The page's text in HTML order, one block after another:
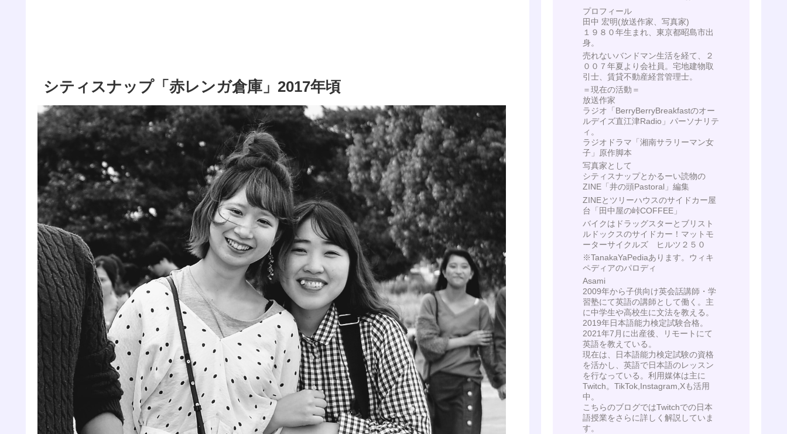
シティスナップ「赤レンガ倉庫」2017年頃
プロフィール
田中 宏明(放送作家、写真家)
１９８０年生まれ、東京都昭島市出
身。
売れないバンドマン生活を経て、２
００７年夏より会社員。宅地建物取
引士、賃貸不動産経営管理士。
＝現在の活動＝
放送作家
ラジオ「BerryBerryBreakfastのオー
ルデイズ直江津Radio」パーソナリテ
ィ。
ラジオドラマ「湘南サラリーマン女
子」原作脚本
写真家として
シティスナップとかるーい読物の
ZINE「井の頭Pastoral」編集
ZINEとツリーハウスのサイドカー屋
台「田中屋の峠COFFEE」
バイクはドラッグスターとブリスト
ルドックスのサイドカー！マットモ
ーターサイクルズ ヒルツ２５０
※TanakaYaPediaあります。ウィキ
ペディアのパロディ
Asami
2009年から子供向け英会話講師・学
習塾にて英語の講師として働く。主
に中学生や高校生に文法を教える。
2019年日本語能力検定試験合格。
2021年7月に出産後、リモートにて
英語を教えている。
現在は、日本語能力検定試験の資格
を活かし、英語で日本語のレッスン
を行なっている。利用媒体は主に
Twitch。TikTok,Instagram,Xも活用
中。
こちらのブログではTwitchでの日本
語授業をさらに詳しく解説していま
す。